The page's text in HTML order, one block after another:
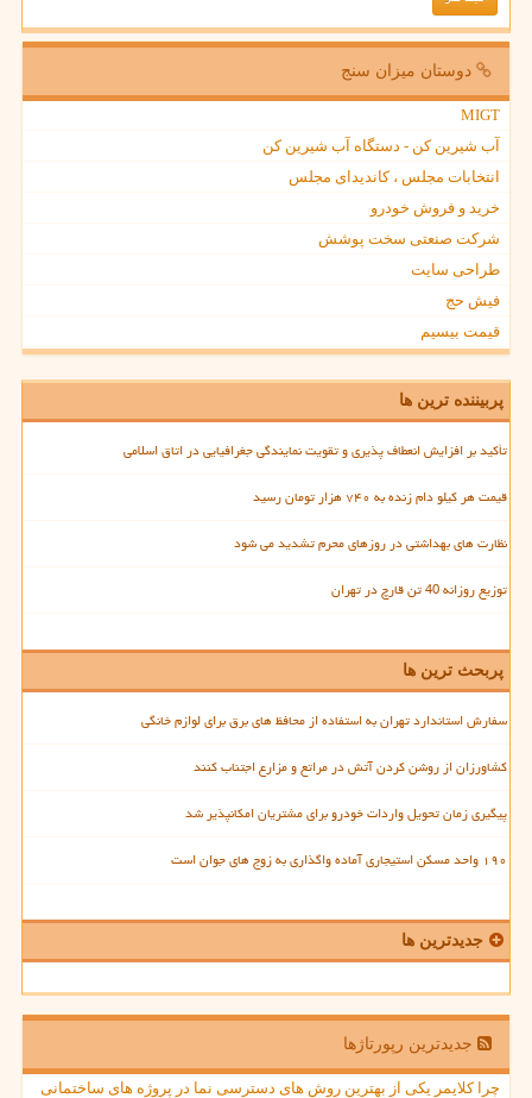
دوستان میزان سنج
MIGT
آب شیرین کن - دستگاه آب شیرین کن
انتخابات مجلس ، کاندیدای مجلس
خرید و فروش خودرو
شرکت صنعتی سخت پوشش
طراحی سایت
فیش حج
قیمت بیسیم
پربیننده ترین ها
تأکید بر افزایش انعطاف پذیری و تقویت نمایندگی جغرافیایی در اتاق اسلامی
قیمت هر کیلو دام زنده به ۷۴۰ هزار تومان رسید
نظارت های بهداشتی در روزهای محرم تشدید می شود
توزیع روزانه 40 تن قارچ در تهران
پربحث ترین ها
سفارش استاندارد تهران به استفاده از محافظ های برق برای لوازم خانگی
کشاورزان از روشن کردن آتش در مراتع و مزارع اجتناب کنند
پیگیری زمان تحویل واردات خودرو برای مشتریان امکانپذیر شد
۱۹۰ واحد مسکن استیجاری آماده واگذاری به زوج های جوان است
جدیدترین ها
جدیدترین رپورتاژها
چرا کلایمر یکی از بهترین روش های دسترسی نما در پروژه های ساختمانی